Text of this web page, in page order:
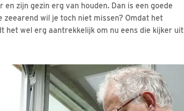
en zijn gezin erg van houden. Dan is een goede
wil je toch niet missen? Omdat het
het wel erg aantrekkelijk om nu eens die kijker uit